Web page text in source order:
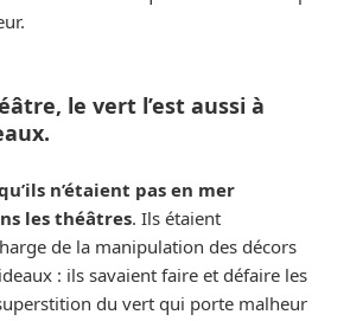
le vert l’est aussi à
n’étaient pas en mer
les théâtres. Ils étaient
de la manipulation des décors
: ils savaient faire et défaire les
du vert qui porte malheur